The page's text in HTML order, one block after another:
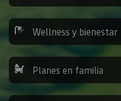
Wellness y bienestar
Planes en familia